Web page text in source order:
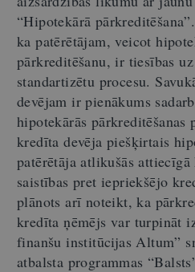
“Hipotekārā
ka patērētājam, veicot
pārkreditēšanu, ir tiesības
standartizētu procesu.
devējam ir pienākums
hipotekārās pārkreditēšanas
kredīta devēja piešķirtais
patērētāja atlikušās
saistības pret iepriekšējo
plānots arī noteikt, ka
kredīta ņēmējs var turpināt
finanšu institūcijas Altum”
atbalsta programmas